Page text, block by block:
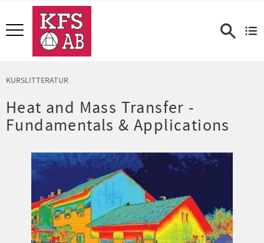
Meny
KURSLITTERATUR
Heat and Mass Transfer -
Fundamentals & Applications